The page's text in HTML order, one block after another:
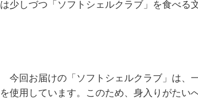
は少しづつ「ソフトシェルクラブ」を食べる
今回お届けの「ソフトシェルクラブ」は、
を使用しています。このため、身入りがたい